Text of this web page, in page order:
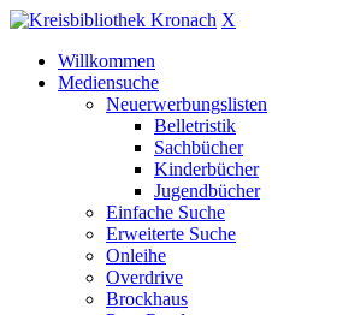
X
Willkommen
Mediensuche
Neuerwerbungslisten
Belletristik
Sachbücher
Kinderbücher
Jugendbücher
Einfache Suche
Erweiterte Suche
Onleihe
Overdrive
Brockhaus